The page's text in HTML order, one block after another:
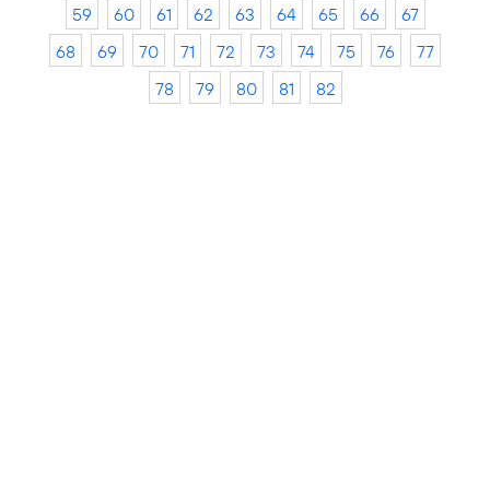
59
60 61 62 63 64 65 66
67
68
69 70 71 72 73 74 75 76
77
78
79 80 81 82